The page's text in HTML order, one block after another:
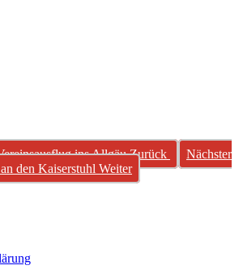
ins AllgäuZurück
Nächster
den Kaiserstuhl Weiter